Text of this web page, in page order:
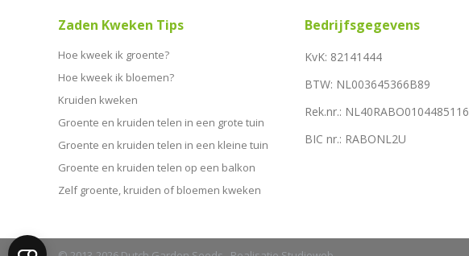
Zaden Kweken Tips
Hoe kweek ik groente?
Hoe kweek ik bloemen?
Kruiden kweken
Groente en kruiden telen in een grote tuin
Groente en kruiden telen in een kleine tuin
Groente en kruiden telen op een balkon
Zelf groente, kruiden of bloemen kweken
Bedrijfsgegevens
KvK: 82141444
BTW: NL003645366B89
Rek.nr.: NL40RABO0104485116
BIC nr.: RABONL2U